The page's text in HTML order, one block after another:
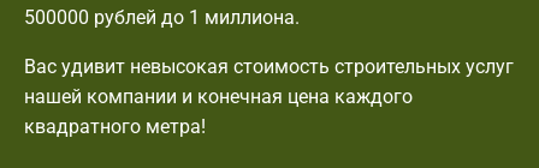
500000 рублей до 1 миллиона.
Вас удивит невысокая стоимость строительных услуг
нашей компании и конечная цена каждого
квадратного метра!